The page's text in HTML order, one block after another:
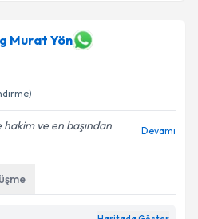
Murat Yön
ve en başından
Devamı